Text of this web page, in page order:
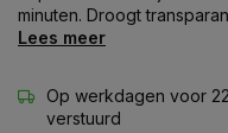
minuten. Droogt
Lees meer
Op werkdagen voor
verstuurd